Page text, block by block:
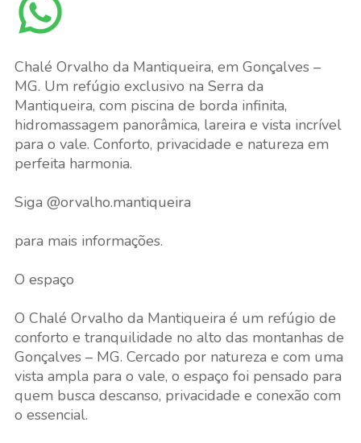
Chalé Orvalho da Mantiqueira, em Gonçalves –
MG. Um refúgio exclusivo na Serra da
Mantiqueira, com piscina de borda infinita,
hidromassagem panorâmica, lareira e vista incrível
para o vale. Conforto, privacidade e natureza em
perfeita harmonia.
Siga @orvalho.mantiqueira
para mais informações.
O espaço
O Chalé Orvalho da Mantiqueira é um refúgio de
conforto e tranquilidade no alto das montanhas de
Gonçalves – MG. Cercado por natureza e com uma
vista ampla para o vale, o espaço foi pensado para
quem busca descanso, privacidade e conexão com
o essencial.